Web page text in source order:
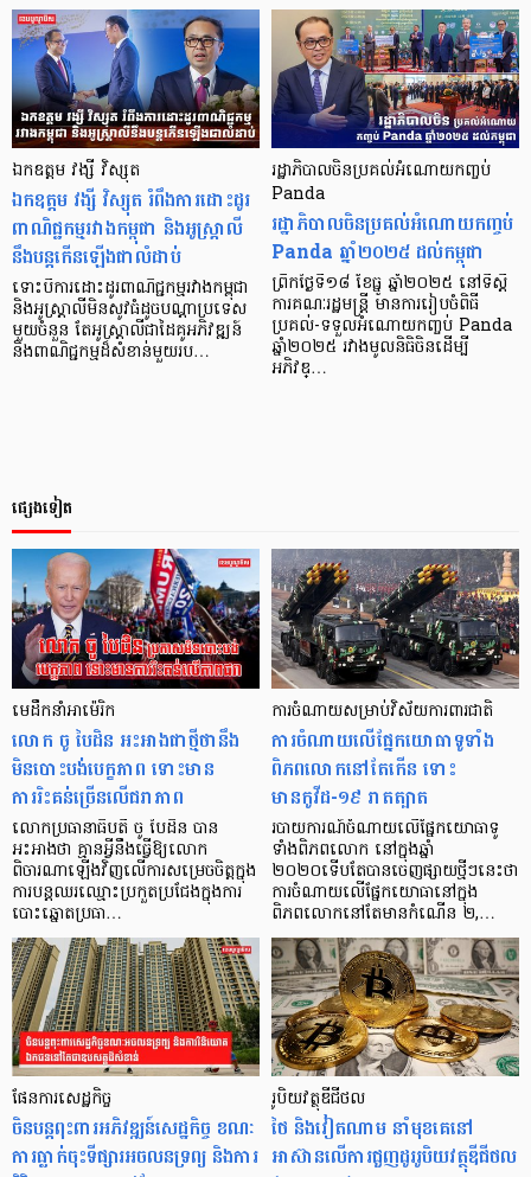
ឯកឧត្តម វង្សី វិស្សុត
ឯកឧត្តម វង្សី វិស្សុត រំពឹងការដោះដូរ
ពាណិជ្ជកម្មរវាងកម្ពុជា និងអូស្ត្រាលី
នឹងបន្តកើនឡើងជាលំដាប់
ទោះបីការដោះដូរពាណិជ្ជកម្មរវាងកម្ពុជា
និងអូស្ត្រាលីមិនសូវធំដូចបណ្តាប្រទេស
មួយចំនួន តែអូស្ត្រាលីជាដៃគូអភិវឌ្ឍន៍
និងពាណិជ្ជកម្មដ៏សំខាន់មួយរប…
រដ្ឋាភិបាលចិនប្រគល់អំណោយកញ្ចប់
Panda
រដ្ឋាភិបាលចិនប្រគល់អំណោយកញ្ចប់
Panda ឆ្នាំ២០២៥ ដល់កម្ពុជា
ព្រឹកថ្ងៃទី១៨ ខែធ្នូ ឆ្នាំ២០២៥ នៅទីស្តី
ការគណៈរដ្ឋមន្រ្តី មានការរៀបចំពិធី
ប្រគល់-ទទួលអំណោយកញ្ចប់ Panda
ឆ្នាំ២០២៥ រវាងមូលនិធិចិនដើម្បី
អភិវឌ្…
ផ្សេងទៀត
មេដឹកនាំអាម៉េរិក
លោក ចូ បៃដិន អះអាងជាថ្មីថានឹង
មិនបោះបង់បេក្ខភាព ទោះមាន
ការរិះគន់ច្រើនលើជរាភាព
លោកប្រធានាធិបតី ចូ បៃដិន បាន
អះអាងថា គ្មានអ្វីនឹងធ្វើឱ្យលោក
ពិចារណាឡើងវិញលើការសម្រេចចិត្តក្នុង
ការបន្តឈរឈ្មោះប្រកួតប្រជែងក្នុងការ
បោះឆ្នោតប្រធា…
ការចំណាយសម្រាប់​វិស័យការពារជាតិ
ការចំណាយលើផ្នែកយោធាទូទាំង
ពិភពលោកនៅតែកើន ទោះ
មានកូវីដ-១៩ រាតត្បាត
របាយការណ៍ចំណាយលើផ្នែកយោធាទូ
ទាំងពិភពលោក នៅក្នុងឆ្នាំ
២០២០ទើបតែបានចេញផ្សាយថ្មីៗនេះថា
ការចំណាយលើផ្នែកយោធានៅក្នុង
ពិភពលោកនៅតែមានកំណើន ២,…
ផែនការសេដ្ឋកិច្ច
ចិនបន្តពុះពារអភិវឌ្ឍន៍សេដ្ឋកិច្ច ខណៈ
ការធ្លាក់ចុះទីផ្សារអចលនទ្រព្យ និងការ
រូបិយវត្ថុឌីជីថល
ថៃ និងវៀតណាម នាំមុខគេនៅ
អាស៊ានលើការជួញដូររូបិយវត្ថុឌីជីថល